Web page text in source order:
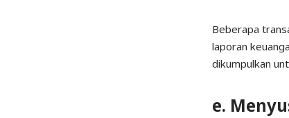
Beberapa
laporan
dikumpulkan
e.